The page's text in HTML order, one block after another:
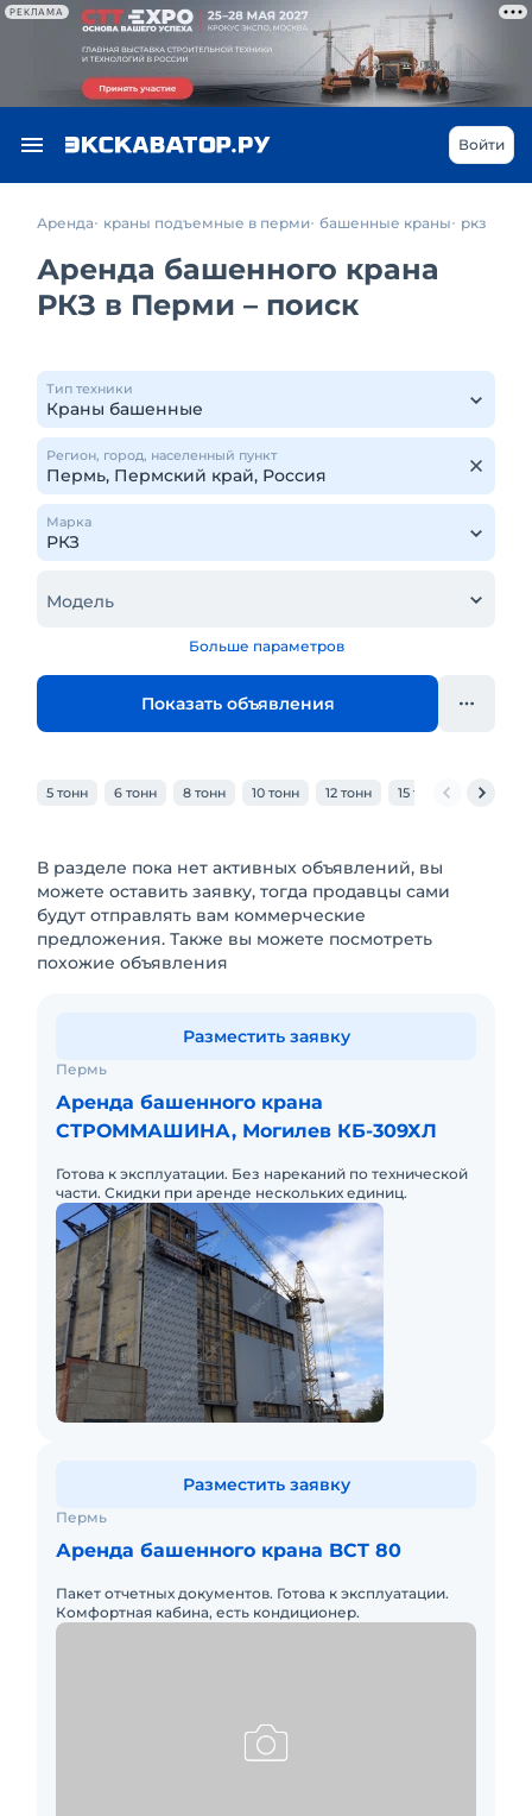
РЕКЛАМА
Войти
Аренда краны подъемные в перми башенные краны ркз
Аренда башенного крана
РКЗ в Перми – поиск
Тип техники
Регион, город, населенный пункт
Марка
Модель
Больше параметров
Показать объявления
5 тонн 6 тонн 8 тонн 10 тонн 12 тонн 15 тонн 20 тонн
В разделе пока нет активных объявлений, вы
можете оставить заявку, тогда продавцы сами
будут отправлять вам коммерческие
предложения. Также вы можете посмотреть
похожие объявления
Пермь
Аренда башенного крана
СТРОММАШИНА, Могилев КБ-309ХЛ
Готова к эксплуатации. Без нареканий по технической
части. Скидки при аренде нескольких единиц.
Разместить заявку
Пермь
Аренда башенного крана BCT 80
Пакет отчетных документов. Готова к эксплуатации.
Комфортная кабина, есть кондиционер.
Разместить заявку